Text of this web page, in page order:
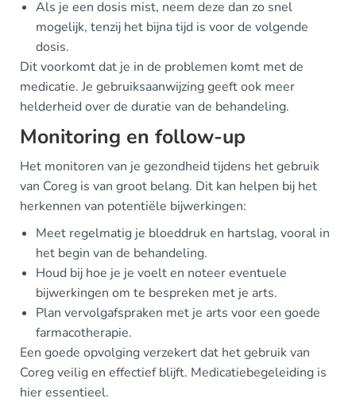
Als je een dosis mist, neem deze dan zo snel
mogelijk, tenzij het bijna tijd is voor de volgende
dosis.
Dit voorkomt dat je in de problemen komt met de
medicatie. Je gebruiksaanwijzing geeft ook meer
helderheid over de duratie van de behandeling.
Monitoring en follow-up
Het monitoren van je gezondheid tijdens het gebruik
van Coreg is van groot belang. Dit kan helpen bij het
herkennen van potentiële bijwerkingen:
Meet regelmatig je bloeddruk en hartslag, vooral in
het begin van de behandeling.
Houd bij hoe je je voelt en noteer eventuele
bijwerkingen om te bespreken met je arts.
Plan vervolgafspraken met je arts voor een goede
farmacotherapie.
Een goede opvolging verzekert dat het gebruik van
Coreg veilig en effectief blijft. Medicatiebegeleiding is
hier essentieel.